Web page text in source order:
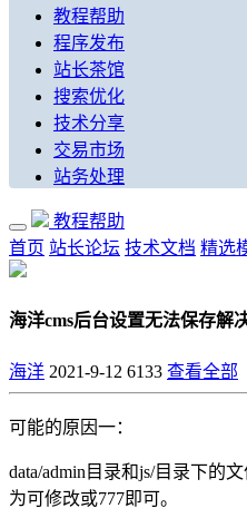
教程帮助
程序发布
站长茶馆
搜索优化
技术分享
交易市场
站务处理
教程帮助
首页 站长论坛 技术文档 精选
海洋cms后台设置无法保存解
海洋 2021-9-12 6133 查看全部
可能的原因一：
data/admin目录和js/目录下的
为可修改或777即可。